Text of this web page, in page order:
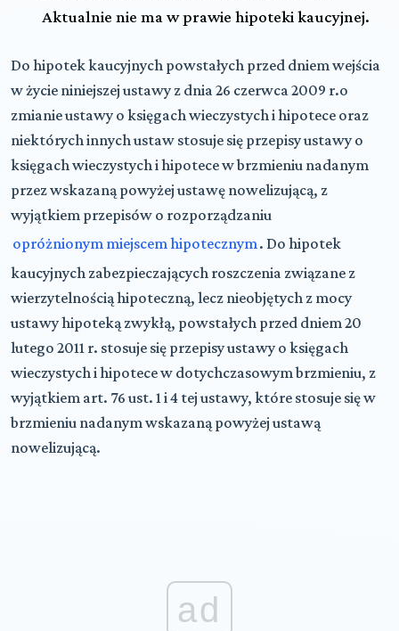
Aktualnie nie ma w prawie hipoteki kaucyjnej.
Do hipotek kaucyjnych powstałych przed dniem wejścia
w życie niniejszej ustawy z dnia 26 czerwca 2009 r.o
zmianie ustawy o księgach wieczystych i hipotece oraz
niektórych innych ustaw stosuje się przepisy ustawy o
księgach wieczystych i hipotece w brzmieniu nadanym
przez wskazaną powyżej ustawę nowelizującą, z
wyjątkiem przepisów o rozporządzaniu
opróżnionym miejscem hipotecznym. Do hipotek
kaucyjnych zabezpieczających roszczenia związane z
wierzytelnością hipoteczną, lecz nieobjętych z mocy
ustawy hipoteką zwykłą, powstałych przed dniem 20
lutego 2011 r. stosuje się przepisyustawy o księgach
wieczystych i hipotecew dotychczasowym brzmieniu, z
wyjątkiem art. 76 ust. 1 i 4 tej ustawy, które stosuje się w
brzmieniu nadanym wskazaną powyżej ustawą
nowelizującą.
ad